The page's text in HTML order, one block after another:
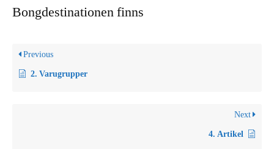
Bongdestinationen finns
Previous
2. Varugrupper
Next
4. Artikel